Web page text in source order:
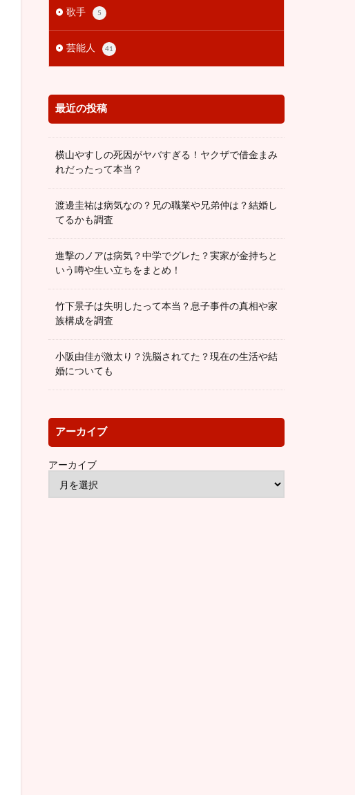
歌手 5
芸能人 41
最近の投稿
横山やすしの死因がヤバすぎる！ヤクザで借金まみ
れだったって本当？
渡邊圭祐は病気なの？兄の職業や兄弟仲は？結婚し
てるかも調査
進撃のノアは病気？中学でグレた？実家が金持ちと
いう噂や生い立ちをまとめ！
竹下景子は失明したって本当？息子事件の真相や家
族構成を調査
小阪由佳が激太り？洗脳されてた？現在の生活や結
婚についても
アーカイブ
アーカイブ